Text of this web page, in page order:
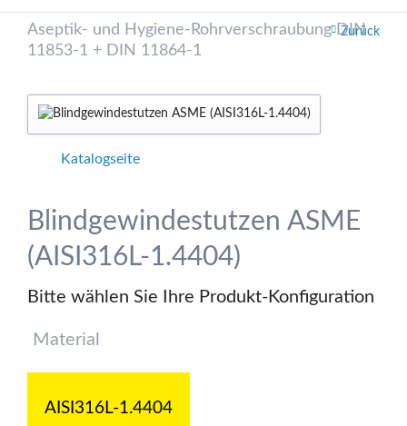
sogenannten Analyseprogrammen. Die Analyse Ihres Surf-
Verhaltens erfolgt anonym; das Surf-Verhalten kann nicht zu Ihnen
zurückverfolgt werden. Sie können dieser Analyse widersprechen
Datenschutzerklärung.
Zurück
Aseptik- und Hygiene-Rohrverschraubung DIN
11853-1 + DIN 11864-1
Katalogseite
Blindgewindestutzen ASME
(AISI316L-1.4404)
Bitte wählen Sie Ihre Produkt-Konfiguration
Pflichtfeld
Material
AISI316L-1.4404